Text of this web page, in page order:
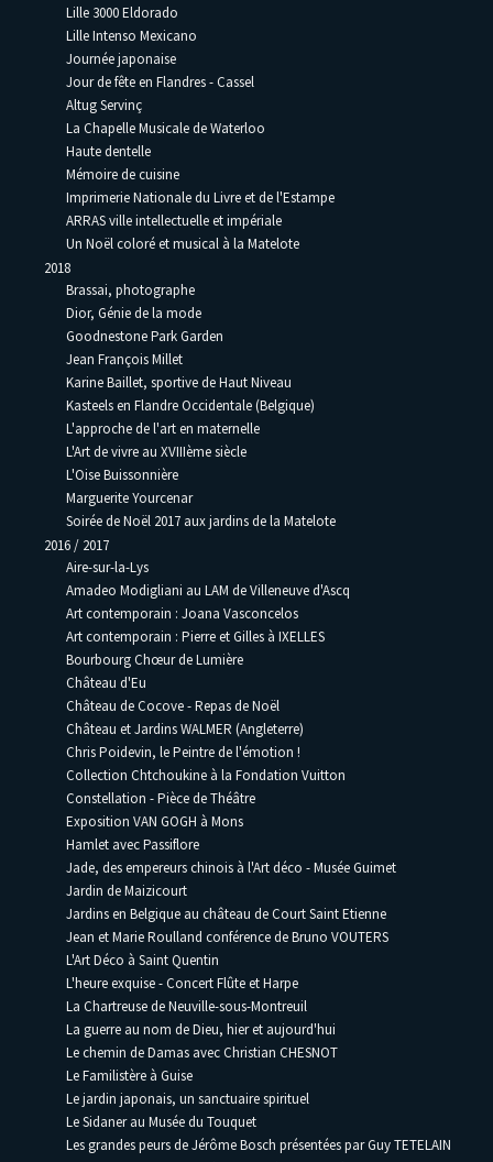
Lille 3000 Eldorado
Lille Intenso Mexicano
Journée japonaise
Jour de fête en Flandres - Cassel
Altug Servinç
La Chapelle Musicale de Waterloo
Haute dentelle
Mémoire de cuisine
Imprimerie Nationale du Livre et de l'Estampe
ARRAS ville intellectuelle et impériale
Un Noël coloré et musical à la Matelote
2018
Brassai, photographe
Dior, Génie de la mode
Goodnestone Park Garden
Jean François Millet
Karine Baillet, sportive de Haut Niveau
Kasteels en Flandre Occidentale (Belgique)
L'approche de l'art en maternelle
L'Art de vivre au XVIIIème siècle
L'Oise Buissonnière
Marguerite Yourcenar
Soirée de Noël 2017 aux jardins de la Matelote
2016 / 2017
Aire-sur-la-Lys
Amadeo Modigliani au LAM de Villeneuve d'Ascq
Art contemporain : Joana Vasconcelos
Art contemporain : Pierre et Gilles à IXELLES
Bourbourg Chœur de Lumière
Château d'Eu
Château de Cocove - Repas de Noël
Château et Jardins WALMER (Angleterre)
Chris Poidevin, le Peintre de l'émotion !
Collection Chtchoukine à la Fondation Vuitton
Constellation - Pièce de Théâtre
Exposition VAN GOGH à Mons
Hamlet avec Passiflore
Jade, des empereurs chinois à l'Art déco - Musée Guimet
Jardin de Maizicourt
Jardins en Belgique au château de Court Saint Etienne
Jean et Marie Roulland conférence de Bruno VOUTERS
L'Art Déco à Saint Quentin
L'heure exquise - Concert Flûte et Harpe
La Chartreuse de Neuville-sous-Montreuil
La guerre au nom de Dieu, hier et aujourd'hui
Le chemin de Damas avec Christian CHESNOT
Le Familistère à Guise
Le jardin japonais, un sanctuaire spirituel
Le Sidaner au Musée du Touquet
Les grandes peurs de Jérôme Bosch présentées par Guy TETELAIN